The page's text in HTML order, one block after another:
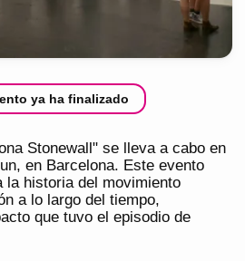
ya ha finalizado
Stonewall" se lleva a cabo en
en Barcelona. Este evento
la historia del movimiento
a lo largo del tiempo,
que tuvo el episodio de